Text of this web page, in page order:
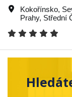
Kokořínsko,
Prahy, Střední